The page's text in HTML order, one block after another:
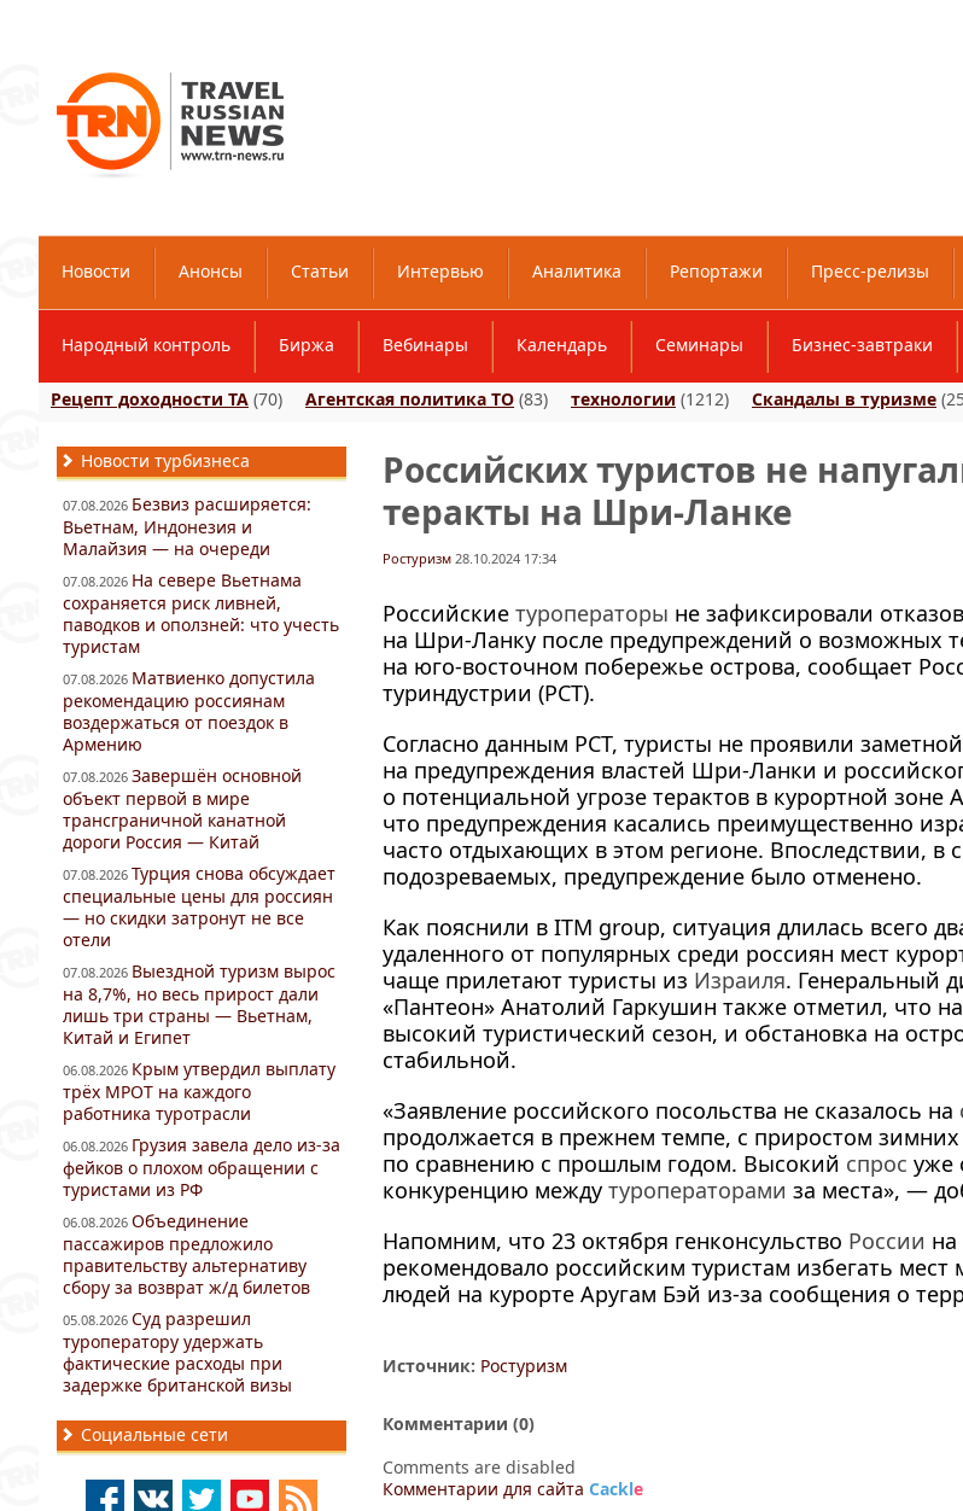
Новости Анонсы Статьи Интервью Аналитика Репортажи Пресс-релизы
Народный контроль Биржа Вебинары Календарь Семинары Бизнес-завтраки
Рецепт доходности ТА (70) Агентская политика ТО (83) технологии (1212) Скандалы в туризме
Российских туристов не
теракты на Шри-Ланке
Ростуризм 28.10.2024 17:34
Российские туроператоры не зафиксировали
на Шри-Ланку после предупреждений о возможных
на юго-восточном побережье острова, сообщает
туриндустрии (РСТ).
Согласно данным РСТ, туристы не проявили
на предупреждения властей Шри-Ланки и
о потенциальной угрозе терактов в курортной зоне
что предупреждения касались преимущественно
часто отдыхающих в этом регионе. Впоследствии, в
подозреваемых, предупреждение было отменено.
Как пояснили в ITM group, ситуация длилась всего
удаленного от популярных среди россиян мест
чаще прилетают туристы из Израиля. Генеральный
«Пантеон» Анатолий Гаркушин также отметил, что на
высокий туристический сезон, и обстановка на
стабильной.
«Заявление российского посольства не сказалось на
продолжается в прежнем темпе, с приростом
по сравнению с прошлым годом. Высокий спрос уже
конкуренцию между туроператорами за места», —
Напомним, что 23 октября генконсульство России на
рекомендовало российским туристам избегать мест
людей на курорте Аругам Бэй из-за сообщения о
Источник: Ростуризм
Комментарии (0)
Comments are disabled
Комментарии для сайта Cackle
Новости турбизнеса
07.08.2026 Безвиз расширяется:
Вьетнам, Индонезия и
Малайзия — на очереди
07.08.2026 На севере Вьетнама
сохраняется риск ливней,
паводков и оползней: что учесть
туристам
07.08.2026 Матвиенко допустила
рекомендацию россиянам
воздержаться от поездок в
Армению
07.08.2026 Завершён основной
объект первой в мире
трансграничной канатной
дороги Россия — Китай
07.08.2026 Турция снова обсуждает
специальные цены для россиян
— но скидки затронут не все
отели
07.08.2026 Выездной туризм вырос
на 8,7%, но весь прирост дали
лишь три страны — Вьетнам,
Китай и Египет
06.08.2026 Крым утвердил выплату
трёх МРОТ на каждого
работника туротрасли
06.08.2026 Грузия завела дело из-за
фейков о плохом обращении с
туристами из РФ
06.08.2026 Объединение
пассажиров предложило
правительству альтернативу
сбору за возврат ж/д билетов
05.08.2026 Суд разрешил
туроператору удержать
фактические расходы при
задержке британской визы
Социальные сети